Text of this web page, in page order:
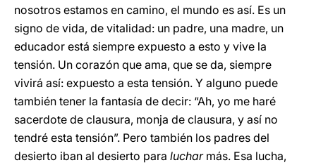
nosotros estamos en camino, el mundo es así. Es un
signo de vida, de vitalidad: un padre, una madre, un
educador está siempre expuesto a esto y vive la
tensión. Un corazón que ama, que se da, siempre
vivirá así: expuesto a esta tensión. Y alguno puede
también tener la fantasía de decir: “Ah, yo me haré
sacerdote de clausura, monja de clausura, y así no
tendré esta tensión”. Pero también los padres del
desierto iban al desierto para lucharmás. Esa lucha,